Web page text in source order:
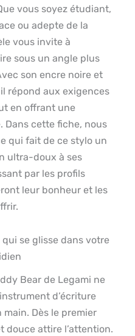
vous soyez étudiant,
ou adepte de la
vous invite à
sous un angle plus
son encre noire et
répond aux exigences
en offrant une
Dans cette fiche, nous
qui fait de ce stylo un
ultra-doux à ses
par les profils
leur bonheur et les
se glisse dans votre
Bear de Legami ne
d’écriture
Dès le premier
douce attire l’attention.